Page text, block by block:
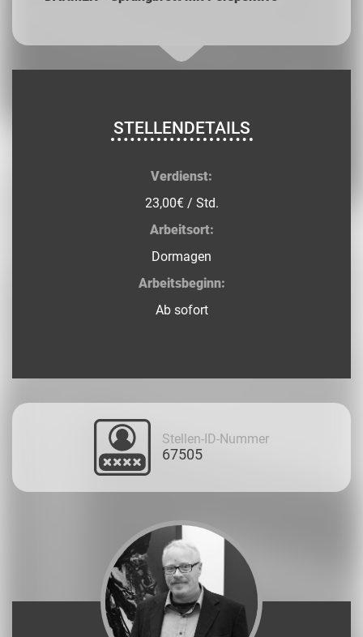
STELLENDETAILS
Verdienst:
23,00€ / Std.
Arbeitsort:
Dormagen
Arbeitsbeginn:
Ab sofort
Stellen-ID-Nummer
67505